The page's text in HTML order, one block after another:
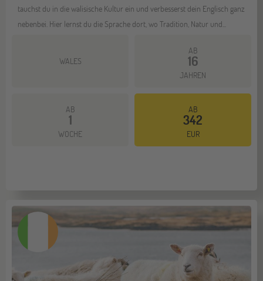
tauchst du in die walisische Kultur ein und verbesserst dein Englisch ganz
nebenbei. Hier lernst du die Sprache dort, wo Tradition, Natur und...
WALES
AB
16
JAHREN
AB
1
WOCHE
AB
342
EUR